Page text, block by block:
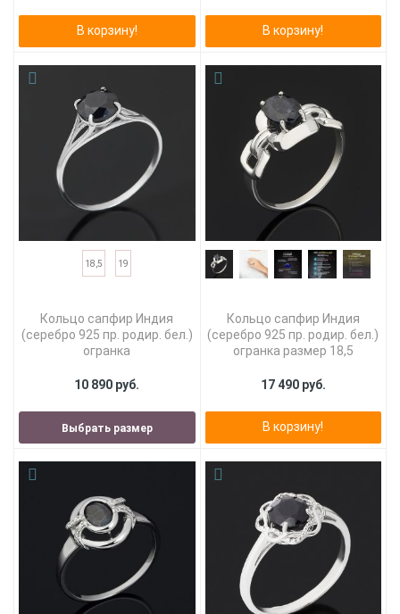
В корзину! В корзину!
18,5 19
Кольцо сапфир Индия
(серебро 925 пр. родир. бел.)
огранка
10 890 руб.
Выбрать размер
Кольцо сапфир Индия
(серебро 925 пр. родир. бел.)
огранка размер 18,5
17 490 руб.
В корзину!